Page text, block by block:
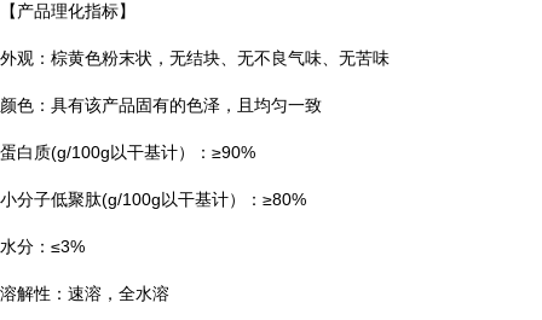
【产品理化指标】
外观：棕黄色粉末状，无结块、无不良气味、无苦味
颜色：具有该产品固有的色泽，且均匀一致
蛋白质(g/100g以干基计） ： ≥90%
小分子低聚肽(g/100g以干基计）： ≥80%
水分：≤3%
溶解性：速溶， 全水溶